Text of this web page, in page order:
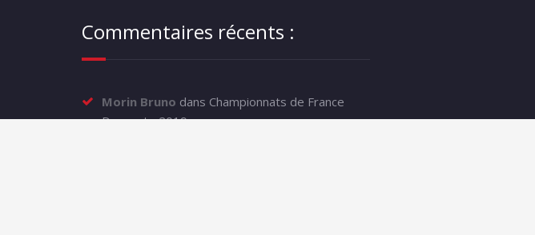
Commentaires récents :
Morin Bruno dans Championnats de France
Descente 2019